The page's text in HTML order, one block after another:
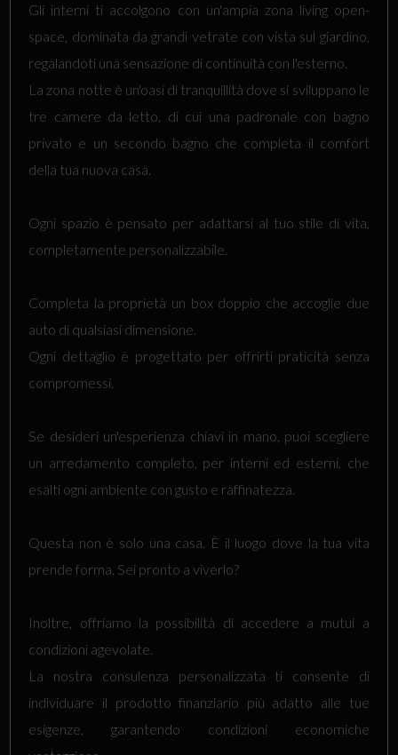
Gli interni ti accolgono con un'ampia zona living open-
space, dominata da grandi vetrate con vista sul giardino,
regalandoti una sensazione di continuità con l'esterno.
La zona notte è un'oasi di tranquillità dove si sviluppano le
tre camere da letto, di cui una padronale con bagno
privato e un secondo bagno che completa il comfort
della tua nuova casa.
Ogni spazio è pensato per adattarsi al tuo stile di vita,
completamente personalizzabile.
Completa la proprietà un box doppio che accoglie due
auto di qualsiasi dimensione.
Ogni dettaglio è progettato per offrirti praticità senza
compromessi.
Se desideri un'esperienza chiavi in mano, puoi scegliere
un arredamento completo, per interni ed esterni, che
esalti ogni ambiente con gusto e raffinatezza.
Questa non è solo una casa. È il luogo dove la tua vita
prende forma. Sei pronto a viverlo?
Inoltre, offriamo la possibilità di accedere a mutui a
condizioni agevolate.
La nostra consulenza personalizzata ti consente di
individuare il prodotto finanziario più adatto alle tue
esigenze, garantendo condizioni economiche